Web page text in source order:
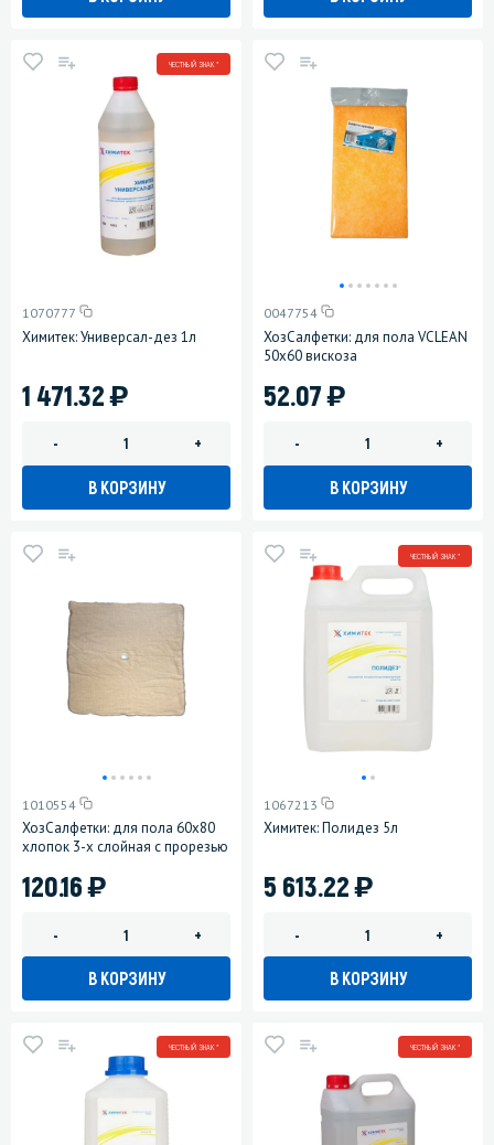
ЧЕСТНЫЙ ЗНАК *
1070777
Химитек: Универсал-дез 1л
1 471.32)
- +
В КОРЗИНУ
0047754
ХозСалфетки: для пола VCLEAN
50х60 вискоза
52.07)
- +
В КОРЗИНУ
1010554
ХозСалфетки: для пола 60х80
хлопок 3-х слойная с прорезью
120.16)
- +
В КОРЗИНУ
ЧЕСТНЫЙ ЗНАК *
1067213
Химитек: Полидез 5л
5 613.22)
- +
В КОРЗИНУ
ЧЕСТНЫЙ ЗНАК * ЧЕСТНЫЙ ЗНАК *